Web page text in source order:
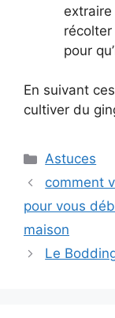
récolter
pour
En suivant
cultiver du
Categories
Astuces
comment
pour vous
maison
Le